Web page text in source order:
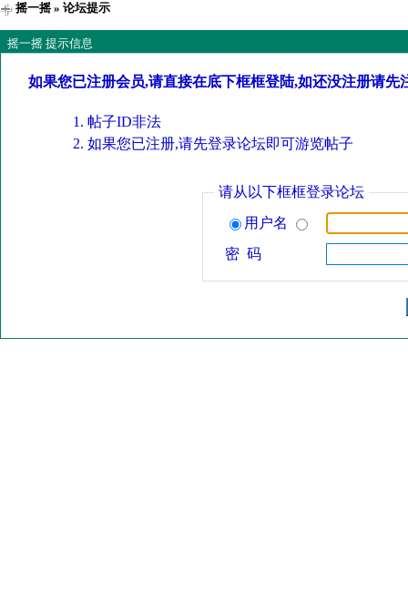
摇一摇» 论坛提示
摇一摇 提示信息
如果您已注册会员,请直接在底下框框登陆,如还没注册请先
帖子ID非法
如果您已注册,请先登录论坛即可游览帖子
请从以下框框登录论坛
用户名
密 码